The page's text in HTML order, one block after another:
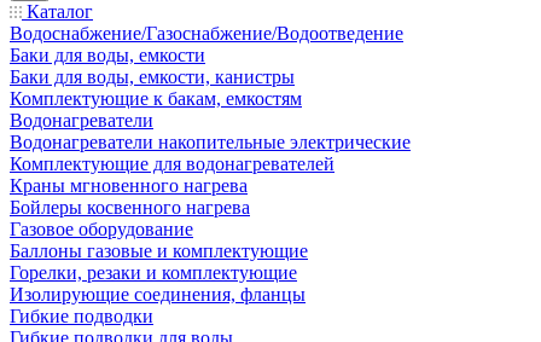
Каталог
Водоснабжение/Газоснабжение/Водоотведение
Баки для воды, емкости
Баки для воды, емкости, канистры
Комплектующие к бакам, емкостям
Водонагреватели
Водонагреватели накопительные электрические
Комплектующие для водонагревателей
Краны мгновенного нагрева
Бойлеры косвенного нагрева
Газовое оборудование
Баллоны газовые и комплектующие
Горелки, резаки и комплектующие
Изолирующие соединения, фланцы
Гибкие подводки
Гибкие подводки для воды